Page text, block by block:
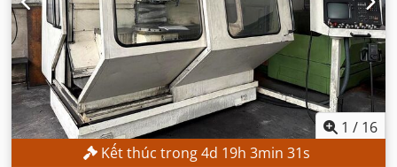
1 / 16
Kết thúc trong4d 19h 3min 29s